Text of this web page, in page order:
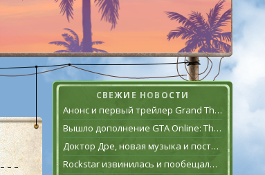
СВЕЖИЕ НОВОСТИ
Анонс и первый трейлер Grand Theft Auto VI
Вышло дополнение GTA Online: The Contract
Доктор Дре, новая музыка и постаревший Франклин Клинтон в дополнении GTA Online: The Contract
Rockstar извинилась и пообещала исправить GTA: The Trilogy – The Definitive Edition [обновлено]